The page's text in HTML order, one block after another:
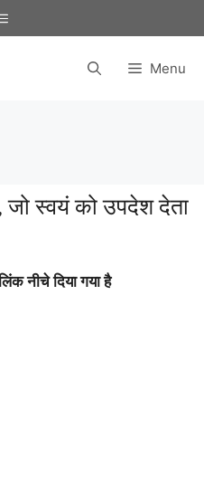
Menu
Menu
जो स्वयं को उपदेश देता
नीचे दिया गया है